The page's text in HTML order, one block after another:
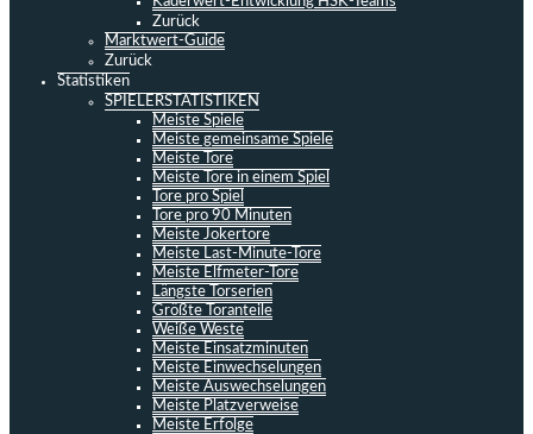
Zurück
Marktwert-Guide
Zurück
Statistiken
SPIELERSTATISTIKEN
Meiste Spiele
Meiste gemeinsame Spiele
Meiste Tore
Meiste Tore in einem Spiel
Tore pro Spiel
Tore pro 90 Minuten
Meiste Jokertore
Meiste Last-Minute-Tore
Meiste Elfmeter-Tore
Längste Torserien
Größte Toranteile
Weiße Weste
Meiste Einsatzminuten
Meiste Einwechselungen
Meiste Auswechselungen
Meiste Platzverweise
Meiste Erfolge